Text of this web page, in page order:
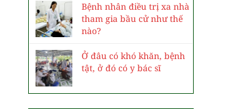
Bệnh nhân điều trị xa nhà
tham gia bầu cử như thế
nào?
Ở đâu có khó khăn, bệnh
tật, ở đó có y bác sĩ